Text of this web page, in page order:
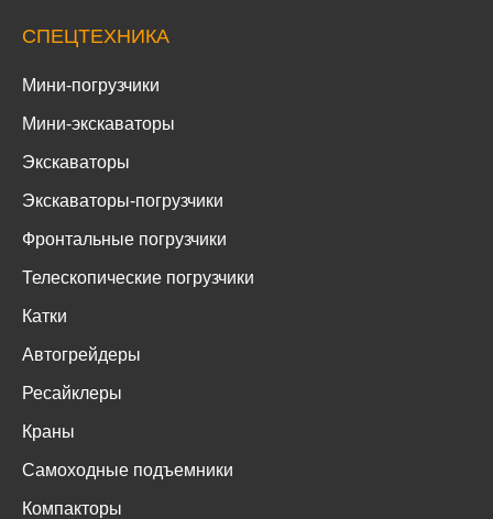
СПЕЦТЕХНИКА
Мини-погрузчики
Мини-экскаваторы
Экскаваторы
Экскаваторы-погрузчики
Фронтальные погрузчики
Телескопические погрузчики
Катки
Автогрейдеры
Ресайклеры
Краны
Самоходные подъемники
Компакторы